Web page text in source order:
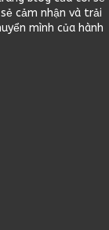
cảm nhận và trải
mình của hành